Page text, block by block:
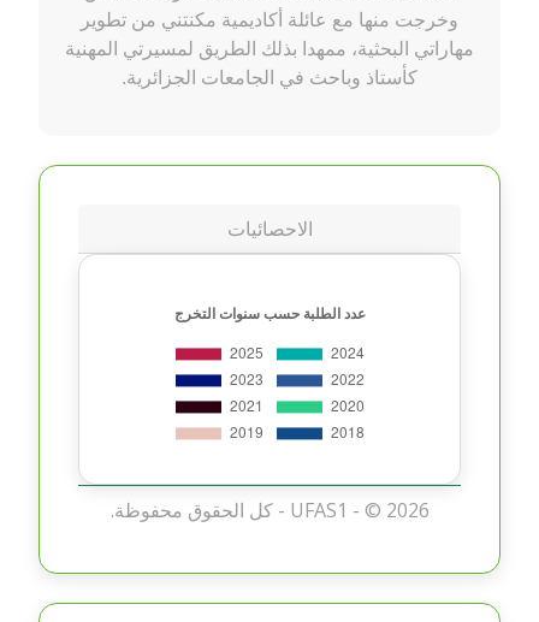
وخرجت منها مع عائلة أكاديمية مكنتني من تطوير
مهاراتي البحثية، ممهدا بذلك الطريق لمسيرتي المهنية
كأستاذ وباحث في الجامعات الجزائرية.
الاحصائيات
UFAS1 - © 2026 - كل الحقوق محفوظة.